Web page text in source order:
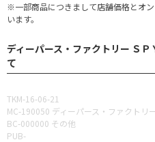
※一部商品につきまして店舗価格とオ
います。
ディーパース・ファクトリー Ｓ
て
TKM-16-06-21
MC-190050 ディーパース・ファクトリ
BC-000000 その他
PUB-